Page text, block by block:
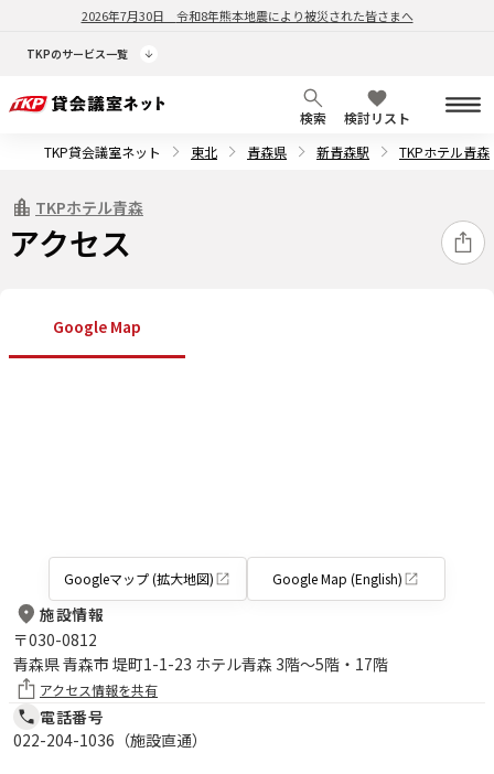
2026年7月30日 令和8年熊本地震により被災された皆さまへ
TKPのサービス一覧
検索
検討リスト
TKP貸会議室ネット
東北 青森県 新青森駅 TKPホテル青森
TKPホテル青森
アクセス
Google Map
Googleマップ (拡大地図) Google Map (English)
施設情報
〒030-0812
青森県 青森市 堤町1-1-23 ホテル青森 3階～5階・17階
アクセス情報を共有
電話番号
022-204-1036（施設直通）